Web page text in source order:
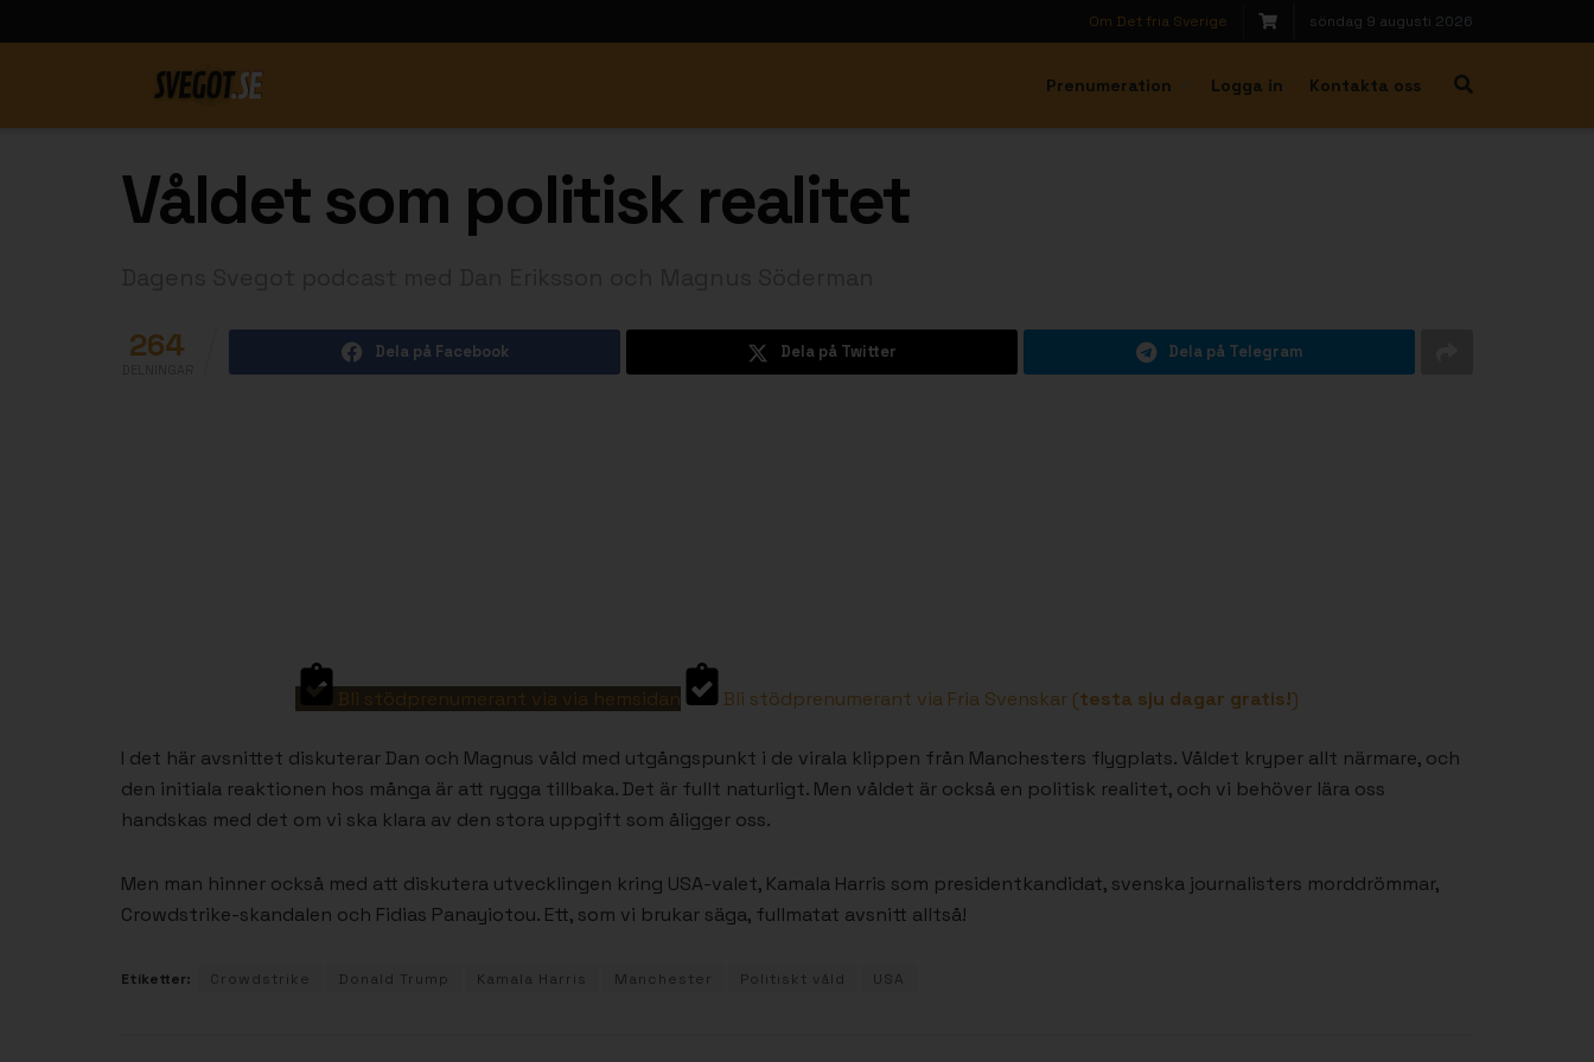
Om Det fria Sverige söndag 9 augusti 2026
Prenumeration Logga in Kontakta oss
Våldet som politisk realitet
264 Dela på Facebook Dela på Twitter Dela på Telegram
Bli stödprenumerant via via hemsidan Bli stödprenumerant via Fria Svenskar (testa sju dagar gratis!)
I det här avsnittet diskuterar Dan och Magnus våld med utgångspunkt i de virala klippen från Manchesters flygplats. Våldet kryper allt närmare, och
den initiala reaktionen hos många är att rygga tillbaka. Det är fullt naturligt. Men våldet är också en politisk realitet, och vi behöver lära oss
handskas med det om vi ska klara av den stora uppgift som åligger oss.
Men man hinner också med att diskutera utvecklingen kring USA-valet, Kamala Harris som presidentkandidat, svenska journalisters morddrömmar,
Crowdstrike-skandalen och Fidias Panayiotou. Ett, som vi brukar säga, fullmatat avsnitt alltså!
Etiketter: Crowdstrike Donald Trump Kamala Harris Manchester Politiskt våld USA